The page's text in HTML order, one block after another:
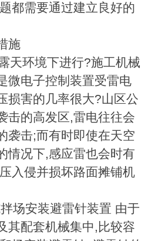
都需要通过建立良好的
施
天环境下进行?施工机械
微电子控制装置受雷电
损害的几率很大?山区公
击的高发区,雷电往往会
袭击;而有时即使在天空
情况下,感应雷也会时有
入侵并损坏路面摊铺机
场安装避雷针装置 由于
其配套机械集中,比较容